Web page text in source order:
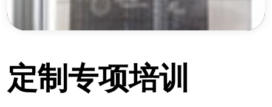
定制专项培训